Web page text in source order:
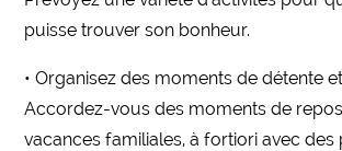
puisse trouver son bonheur.
• Organisez des moments de détente
Accordez-vous des moments de
vacances familiales, à fortiori avec des